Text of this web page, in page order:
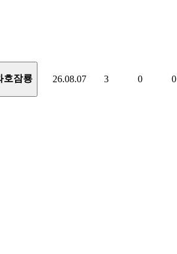
호잠룡 26.08.07 3 0 0